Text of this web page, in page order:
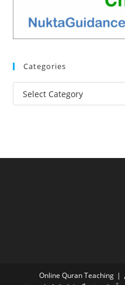
Categories
Categories
Online Quran Teaching